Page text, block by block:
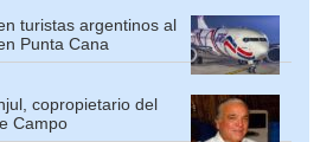
turistas argentinos al
Punta Cana
copropietario del
Campo